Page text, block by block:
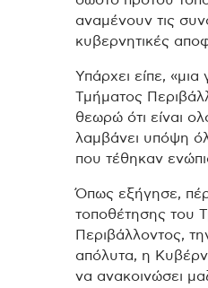
αναμένουν τις
κυβερνητικές
Υπάρχει είπε,
Τμήματος
θεωρώ ότι είναι
λαμβάνει υπόψη
που τέθηκαν
Όπως εξήγησε,
τοποθέτησης του
Περιβάλλοντος,
απόλυτα, η
να ανακοινώσει